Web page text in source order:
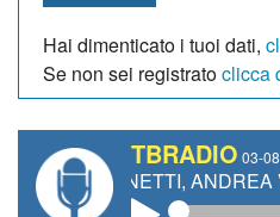
Hai dimenticato i tuoi dati,
Se non sei registratoclicca
TBRADIO 03-
ANDREA